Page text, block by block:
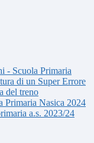
- Scuola Primaria
di un Super Errore
del treno
Primaria Nasica 2024
a.s. 2023/24